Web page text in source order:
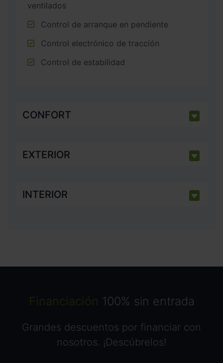
ventilados
Control de arranque en pendiente
Control electrónico de tracción
Control de estabilidad
CONFORT
EXTERIOR
INTERIOR
Financiación 100% sin entrada
Grandes descuentos por financiar con
nosotros. ¡Descúbrelos!